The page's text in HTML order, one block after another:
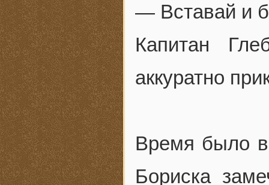
— Вставай и
Капитан
аккуратно
Время было
Бориска